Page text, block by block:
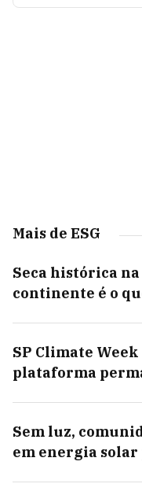
Mais de ESG
Seca histórica
continente é o
SP Climate
plataforma
Sem luz,
em energia